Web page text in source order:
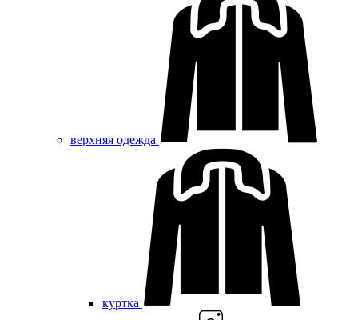
верхняя одежда
куртка